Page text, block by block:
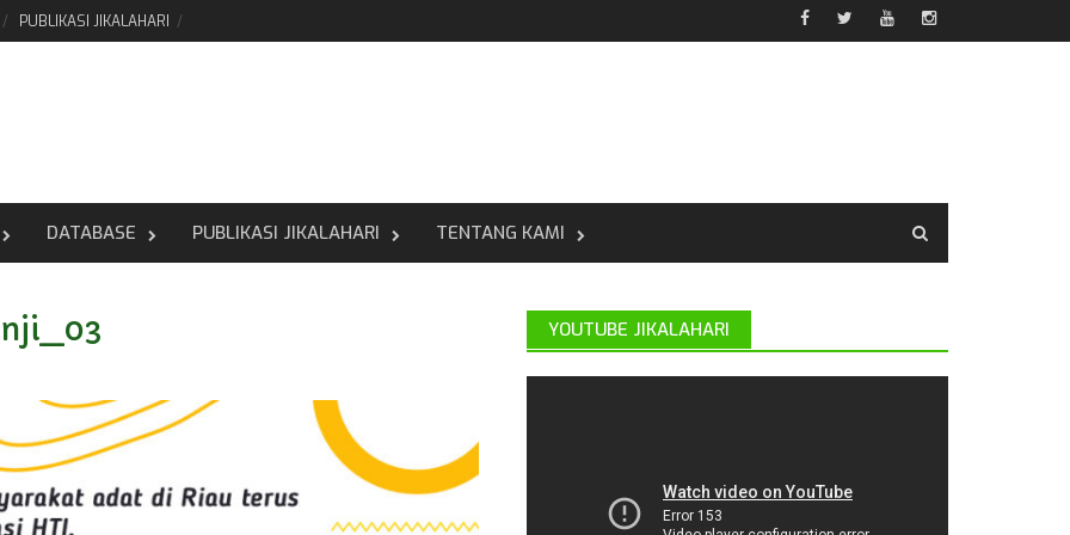
PUBLIKASI JIKALAHARI
DATABASE PUBLIKASI JIKALAHARI TENTANG KAMI
YOUTUBE JIKALAHARI